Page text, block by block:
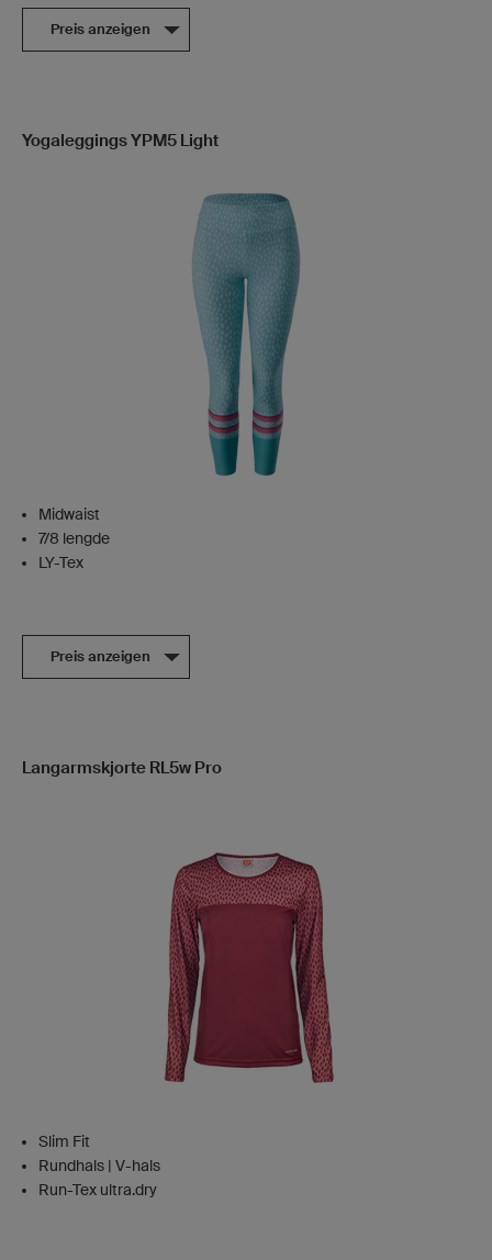
Preis anzeigen
Yogaleggings YPM5 Light
Midwaist
7/8 lengde
LY-Tex
Preis anzeigen
Langarmskjorte RL5w Pro
Slim Fit
Rundhals | V-hals
Run-Tex ultra.dry